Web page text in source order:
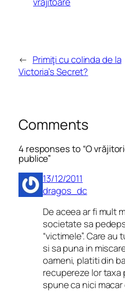
← Primiţi cu colinda de la
Victoria’s Secret?
Comments
4 responses to “O
publice”
13/12/2011
dragos_dc
De aceea ar fi mult
societate sa
“victimele”. Care
si sa puna in
oameni, platiti din
recupereze lor taxa
spune ca nici